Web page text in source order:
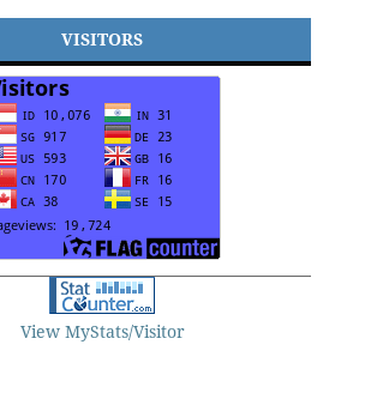
VISITORS
View MyStats/Visitor